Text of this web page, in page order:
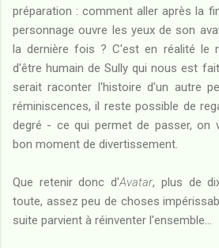
préparation : comment aller après la
personnage ouvre les yeux de son
la dernière fois ? C'est en réalité le
d'être humain de Sully qui nous est
serait raconter l'histoire d'un autre
réminiscences, il reste possible de
degré - ce qui permet de passer, on
bon moment de divertissement.
Que retenir donc d'Avatar, plus de
toute, assez peu de choses
suite parvient à réinventer l'ensemble...